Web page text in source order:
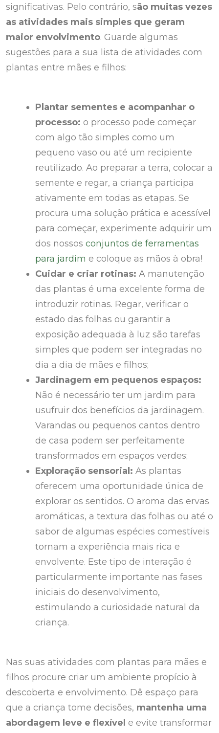
significativas. Pelo contrário, são muitas vezes
as atividades mais simples que geram
maior envolvimento. Guarde algumas
sugestões para a sua lista de atividades com
plantas entre mães e filhos:
Plantar sementes e acompanhar o
processo: o processo pode começar
com algo tão simples como um
pequeno vaso ou até um recipiente
reutilizado. Ao preparar a terra, colocar a
semente e regar, a criança participa
ativamente em todas as etapas. Se
procura uma solução prática e acessível
para começar, experimente adquirir um
dos nossos conjuntos de ferramentas
para jardim e coloque as mãos à obra!
Cuidar e criar rotinas: A manutenção
das plantas é uma excelente forma de
introduzir rotinas. Regar, verificar o
estado das folhas ou garantir a
exposição adequada à luz são tarefas
simples que podem ser integradas no
dia a dia de mães e filhos;
Jardinagem em pequenos espaços:
Não é necessário ter um jardim para
usufruir dos benefícios da jardinagem.
Varandas ou pequenos cantos dentro
de casa podem ser perfeitamente
transformados em espaços verdes;
Exploração sensorial: As plantas
oferecem uma oportunidade única de
explorar os sentidos. O aroma das ervas
aromáticas, a textura das folhas ou até o
sabor de algumas espécies comestíveis
tornam a experiência mais rica e
envolvente. Este tipo de interação é
particularmente importante nas fases
iniciais do desenvolvimento,
estimulando a curiosidade natural da
criança.
Nas suas atividades com plantas para mães e
filhos procure criar um ambiente propício à
descoberta e envolvimento. Dê espaço para
que a criança tome decisões, mantenha uma
abordagem leve e flexível e evite transformar